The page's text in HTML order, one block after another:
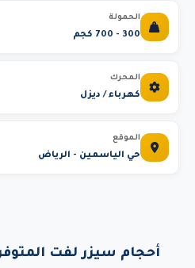
الحمولة
300 - 700 كجم
المحرك
كهرباء / ديزل
الموقع
حي الياسمين - الرياض
أحجام سيزر لفت